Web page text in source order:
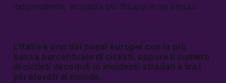
indipendente, acquista più fiducia in se stesso.
L’Italia è uno dei paesi europei con la più
bassa percentuale di ciclisti, eppure il numero
di ciclisti deceduti in incidenti stradali è tra i
più elevati al mondo.